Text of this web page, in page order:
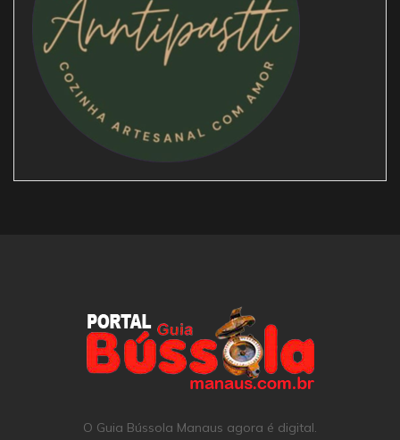
O Guia Bússola Manaus agora é digital.